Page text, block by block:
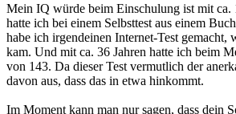
Mein IQ würde beim Einschulung ist mit ca.
hatte ich bei einem Selbsttest aus einem
habe ich irgendeinen Internet-Test gemacht,
kam. Und mit ca. 36 Jahren hatte ich beim
von 143. Da dieser Test vermutlich der
davon aus, dass das in etwa hinkommt.
Im Moment kann man nur sagen, dass dein